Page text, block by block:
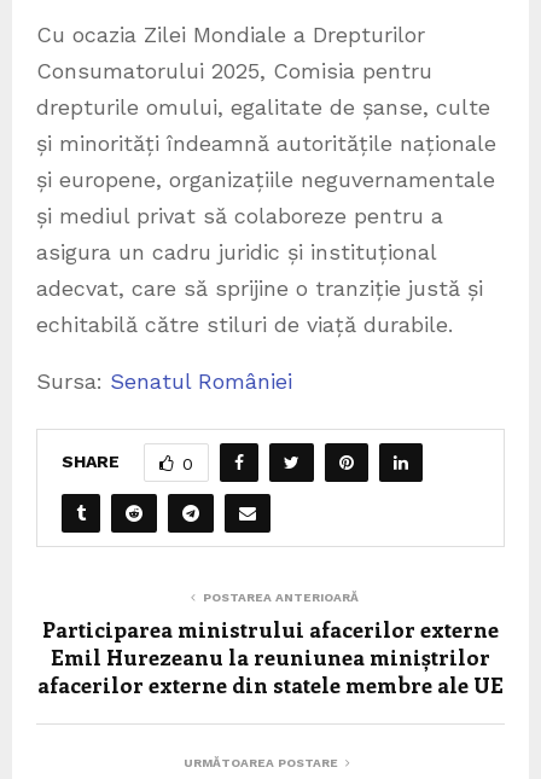
Cu ocazia Zilei Mondiale a Drepturilor
Consumatorului 2025, Comisia pentru
drepturile omului, egalitate de șanse, culte
și minorități îndeamnă autoritățile naționale
și europene, organizațiile neguvernamentale
și mediul privat să colaboreze pentru a
asigura un cadru juridic și instituțional
adecvat, care să sprijine o tranziție justă și
echitabilă către stiluri de viață durabile.
Sursa: Senatul României
SHARE 0
POSTAREA ANTERIOARĂ
Participarea ministrului afacerilor externe
Emil Hurezeanu la reuniunea miniștrilor
afacerilor externe din statele membre ale UE
URMĂTOAREA POSTARE